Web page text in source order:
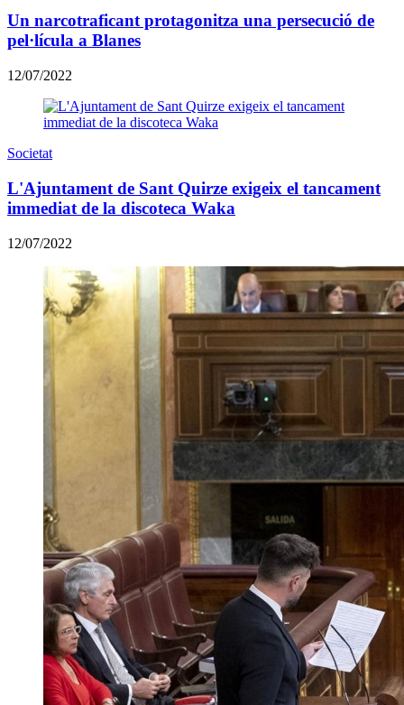
Un narcotraficant protagonitza una persecució de
pel·lícula a Blanes
12/07/2022
Societat
L'Ajuntament de Sant Quirze exigeix el tancament
immediat de la discoteca Waka
12/07/2022